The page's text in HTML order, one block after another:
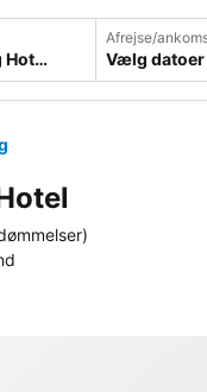
Afrejse/
Vælg datoer
)